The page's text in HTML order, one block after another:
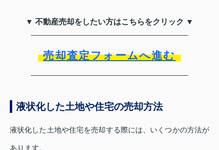
▼ 不動産売却をしたい方はこちらをクリック ▼
売却査定フォームへ進む
液状化した土地や住宅の売却方法
液状化した土地や住宅を売却する際には、いくつかの方法が
あります。